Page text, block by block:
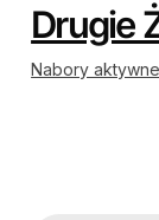
Drugie
Nabory aktywne